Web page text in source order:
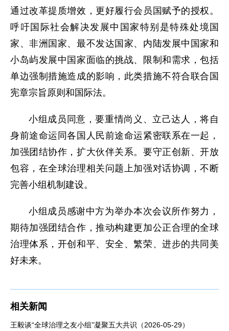
通过改革提质增效，更好履行会员国赋予的授权。
呼吁国际社会解决发展中国家特别是特殊处境国
家、非洲国家、最不发达国家、内陆发展中国家和
小岛屿发展中国家面临的挑战、限制和需求，包括
单边强制措施造成的影响，此类措施不符合联合国
宪章宗旨原则和国际法。
小组成员同意，要重情尚义、立己达人，将自
身前途命运同各国人民前途命运紧密联系在一起，
加强团结协作，扩大伙伴关系。要守正创新、开放
包容，在全球治理相关问题上加强对话协调，不断
完善小组机制建设。
小组成员感谢中方为举办本次会议所作努力，
期待加强团结合作，推动构建更加公正合理的全球
治理体系，开创和平、安全、繁荣、进步的共同美
好未来。
相关新闻
王毅谈“全球治理之友小组”凝聚五大共识（2026-05-29）